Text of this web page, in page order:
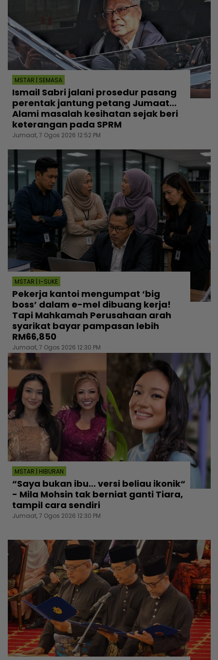
MSTAR | SEMASA
Ismail Sabri jalani prosedur pasang
perentak jantung petang Jumaat...
Alami masalah kesihatan sejak beri
keterangan pada SPRM
Jumaat, 7 Ogos 2026 12:52 PM
MSTAR | I-SUKE
Pekerja kantoi mengumpat ‘big
boss’ dalam e-mel dibuang kerja!
Tapi Mahkamah Perusahaan arah
syarikat bayar pampasan lebih
RM66,850
Jumaat, 7 Ogos 2026 12:30 PM
MSTAR | HIBURAN
“Saya bukan ibu... versi beliau ikonik“
- Mila Mohsin tak berniat ganti Tiara,
tampil cara sendiri
Jumaat, 7 Ogos 2026 12:30 PM